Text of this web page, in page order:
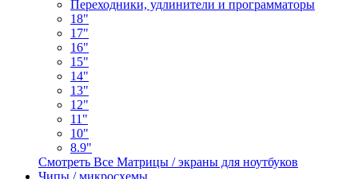
Переходники, удлинители и программаторы
18"
17"
16"
15"
14"
13"
12"
11"
10"
8.9"
Смотреть Все Матрицы / экраны для ноутбуков
Чипы / микросхемы